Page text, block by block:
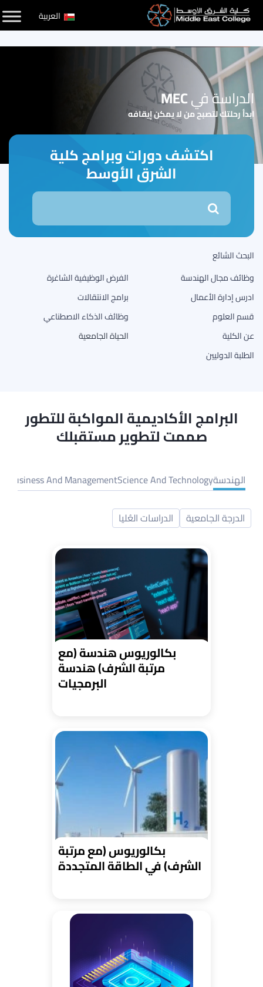
التخطي
العربية
الدراسة فيMEC
ابدأ رحلتك لتصبح من لا يمكن إيقافه
اكتشف دورات وبرامج كلية
الشرق الأوسط
البحث الشائع
وظائف مجال الهندسة
الفرض الوظيفية الشاغرة
ادرس إدارة الأعمال
برامج الانتقالات
قسم العلوم
وظائف الذكاء الاصطناعي
عن الكلية
الحياة الجامعية
الطلبة الدوليين
البرامج الأكاديمية المواكبة للتطور
صممت لتطوير مستقبلك
الهندسةScience And Technology
Business And Management
الدرجة الجامعية الدراسات العُليا
بكالوريوس هندسة (مع
مرتبة الشرف) هندسة
البرمجيات
بكالوريوس (مع مرتبة
الشرف) في الطاقة المتجددة